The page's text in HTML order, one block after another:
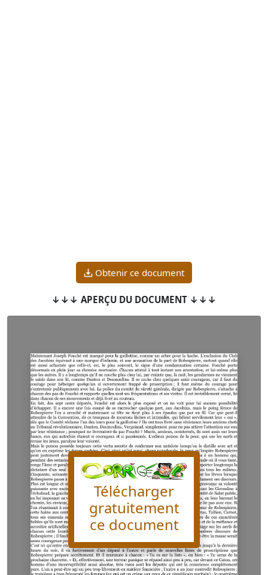
Obtenir ce document
↓↓↓ APERÇU DU DOCUMENT ↓↓↓
Télécharger
gratuitement
ce document